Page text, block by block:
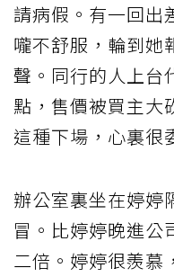
請病假。有一回出
嚨不舒服，輪到她
聲。同行的人上台
點，售價被買主大
這種下場，心裏很
辦公室裏坐在婷婷
冒。比婷婷晚進公
二倍。婷婷很羨慕